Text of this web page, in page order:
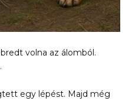
volna az álomból.
egy lépést. Majd még